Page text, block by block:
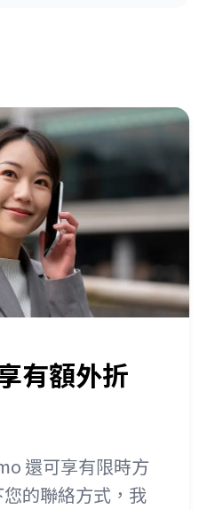
有額外折
還可享有限時方
的聯絡方式，我